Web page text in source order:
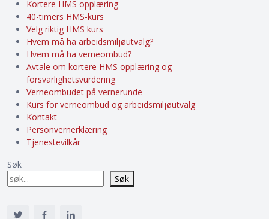
Kortere HMS opplæring
40-timers HMS-kurs
Velg riktig HMS kurs
Hvem må ha arbeidsmiljøutvalg?
Hvem må ha verneombud?
Avtale om kortere HMS opplæring og
forsvarlighetsvurdering
Verneombudet på vernerunde
Kurs for verneombud og arbeidsmiljøutvalg
Kontakt
Personvernerklæring
Tjenestevilkår
Søk
Søk